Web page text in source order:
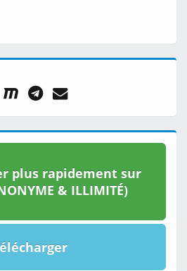
plus rapidement sur
& ILLIMITÉ)